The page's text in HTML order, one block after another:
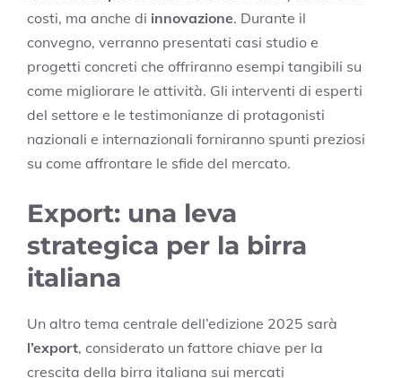
costi, ma anche di innovazione. Durante il
convegno, verranno presentati casi studio e
progetti concreti che offriranno esempi tangibili su
come migliorare le attività. Gli interventi di esperti
del settore e le testimonianze di protagonisti
nazionali e internazionali forniranno spunti preziosi
su come affrontare le sfide del mercato.
Export: una leva
strategica per la birra
italiana
Un altro tema centrale dell’edizione 2025 sarà
l’export, considerato un fattore chiave per la
crescita della birra italiana sui mercati